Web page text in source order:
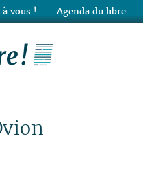
vous ! Agenda du libre